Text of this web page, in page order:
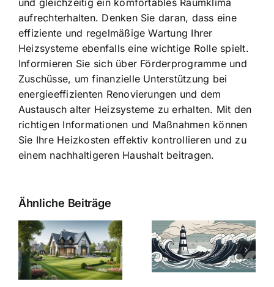
aufrechterhalten. Denken Sie daran, dass eine
effiziente und regelmäßige Wartung Ihrer
Heizsysteme ebenfalls eine wichtige Rolle spielt.
Informieren Sie sich über Förderprogramme und
Zuschüsse, um finanzielle Unterstützung bei
energieeffizienten Renovierungen und dem
Austausch alter Heizsysteme zu erhalten. Mit den
richtigen Informationen und Maßnahmen können
Sie Ihre Heizkosten effektiv kontrollieren und zu
einem nachhaltigeren Haushalt beitragen.
Ähnliche Beiträge
Bauzinsen im
Sturm: Die
aktuelle
Entwicklung
Die Evolution
der
Bauzinsen: Ein
Blick in die